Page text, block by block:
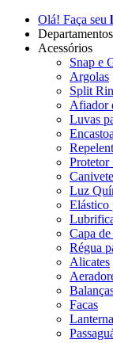
Olá! Faça seu
Departamentos
Acessórios
Snap e
Argolas
Split
Afiador
Luvas
Protetor
Luz
Elástico
Capa
Régua
Alicates
Facas